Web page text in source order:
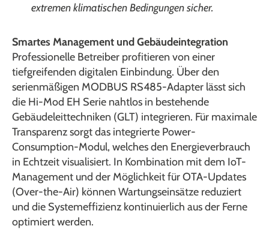
extremen klimatischen Bedingungen sicher.
Smartes Management und Gebäudeintegration
Professionelle Betreiber profitieren von einer
tiefgreifenden digitalen Einbindung. Über den
serienmäßigen MODBUS RS485-Adapter lässt sich
die Hi-Mod EH Serie nahtlos in bestehende
Gebäudeleittechniken (GLT) integrieren. Für maximale
Transparenz sorgt das integrierte Power-
Consumption-Modul, welches den Energieverbrauch
in Echtzeit visualisiert. In Kombination mit dem IoT-
Management und der Möglichkeit für OTA-Updates
(Over-the-Air) können Wartungseinsätze reduziert
und die Systemeffizienz kontinuierlich aus der Ferne
optimiert werden.